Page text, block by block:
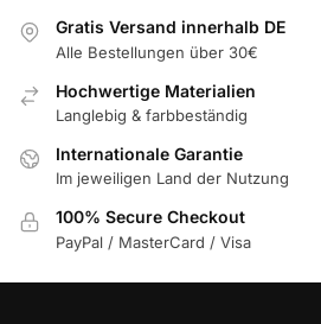
Gratis Versand innerhalb DE
Alle Bestellungen über 30€
Hochwertige Materialien
Langlebig & farbbeständig
Internationale Garantie
Im jeweiligen Land der Nutzung
100% Secure Checkout
PayPal / MasterCard / Visa